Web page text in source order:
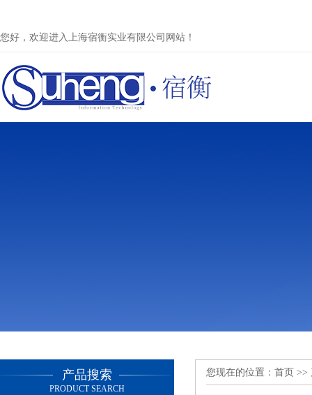
您好，欢迎进入上海宿衡实业有限公司网站！
产品搜索
PRODUCT SEARCH
您现在的位置： 首页 >>